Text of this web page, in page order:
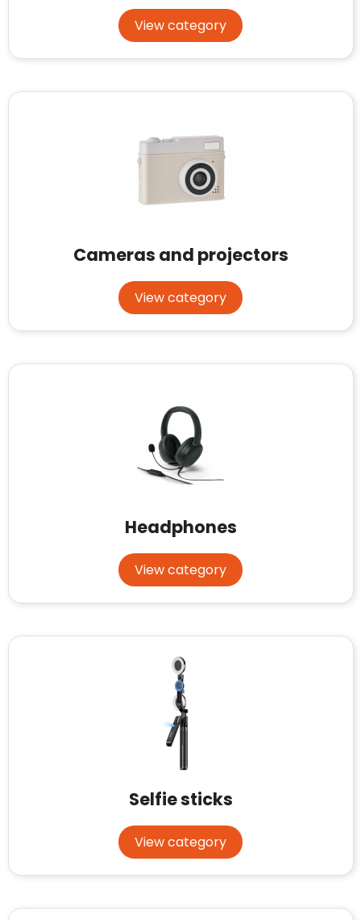
View category
Cameras and projectors
View category
Headphones
View category
Selfie sticks
View category